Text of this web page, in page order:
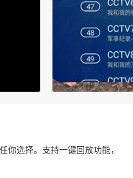
你选择。支持一键回放功能，